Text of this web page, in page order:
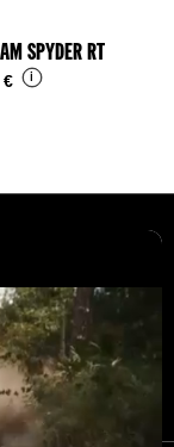
SPYDER RT
€ i